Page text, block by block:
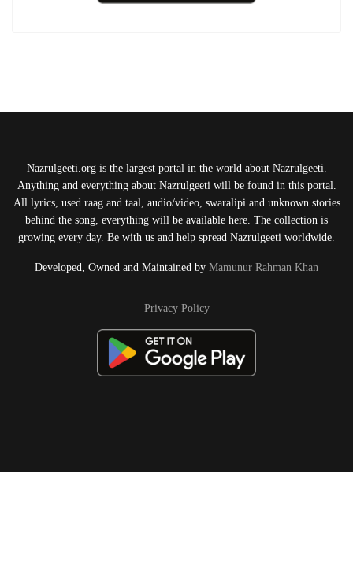
Nazrulgeeti.org is the largest portal in the world about Nazrulgeeti.
Anything and everything about Nazrulgeeti will be found in this portal.
All lyrics, used raag and taal, audio/video, swaralipi and unknown stories
behind the song, everything will be available here. The collection is
growing every day. Be with us and help spread Nazrulgeeti worldwide.
Developed, Owned and Maintained by Mamunur Rahman Khan
Privacy Policy